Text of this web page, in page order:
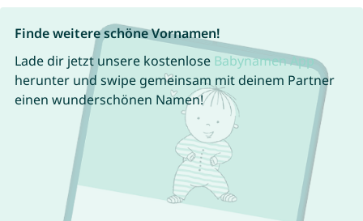
Finde weitere schöne Vornamen!
Lade dir jetzt unsere kostenlose Babynamen App
herunter und swipe gemeinsam mit deinem Partner
einen wunderschönen Namen!